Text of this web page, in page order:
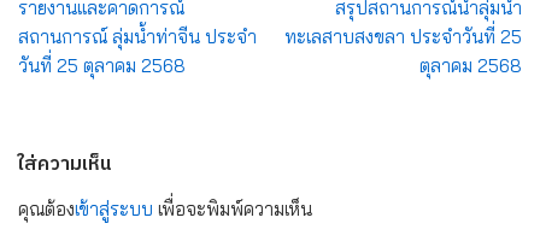
รายงานและคาดการณ์
สถานการณ์ ลุ่มน้ำท่าจีน ประจำ
วันที่ 25 ตุลาคม 2568
สรุปสถานการณ์น้ำลุ่มน้ำ
ทะเลสาบสงขลา ประจำวันที่ 25
ตุลาคม 2568
ใส่ความเห็น
คุณต้องเข้าสู่ระบบ เพื่อจะพิมพ์ความเห็น